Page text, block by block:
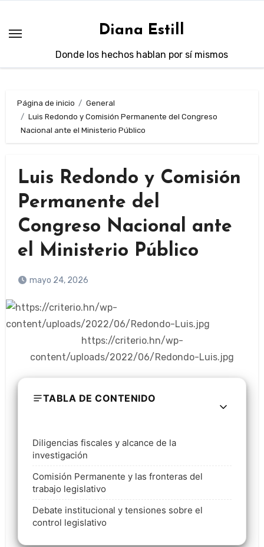
contenido
Diana Estill
Donde los hechos hablan por sí mismos
Página de inicio
General
Luis Redondo y Comisión Permanente del Congreso
Nacional ante el Ministerio Público
Luis Redondo y Comisión
Permanente del
Congreso Nacional ante
el Ministerio Público
mayo 24, 2026
https://criterio.hn/wp-
content/uploads/2022/06/Redondo-Luis.jpg
TABLA DE CONTENIDO
Diligencias fiscales y alcance de la
investigación
Comisión Permanente y las fronteras del
trabajo legislativo
Debate institucional y tensiones sobre el
control legislativo